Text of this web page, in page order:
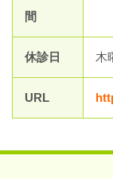
間
休診日 木
URL